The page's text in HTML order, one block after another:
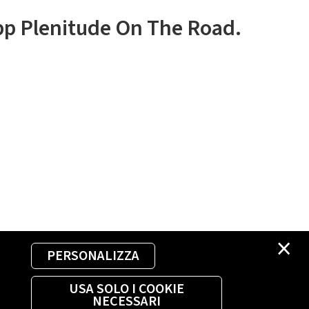
×
PERSONALIZZA
USA SOLO I COOKIE
NECESSARI
Plenitude On The Road.